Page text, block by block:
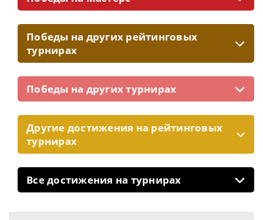
Победы на других рейтинговых
турнирах
Победы на других турнирах
Другие достижения на рейтинговых
турнирах
Все достижения на турнирах